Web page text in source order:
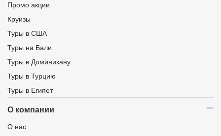
Промо акции
Круизы
Туры в США
Туры на Бали
Туры в Доминикану
Туры в Турцию
Туры в Египет
О компании
О нас